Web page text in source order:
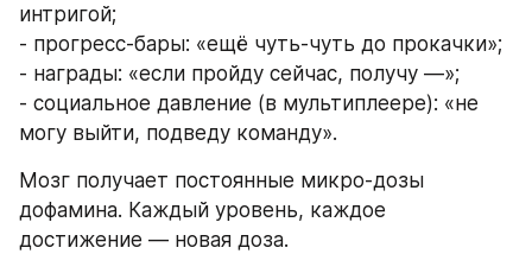
интригой;
- прогресс-бары: «ещё чуть-чуть до прокачки»;
- награды: «если пройду сейчас, получу —»;
- социальное давление (в мультиплеере): «не
могу выйти, подведу команду».
Мозг получает постоянные микро-дозы
дофамина. Каждый уровень, каждое
достижение — новая доза.